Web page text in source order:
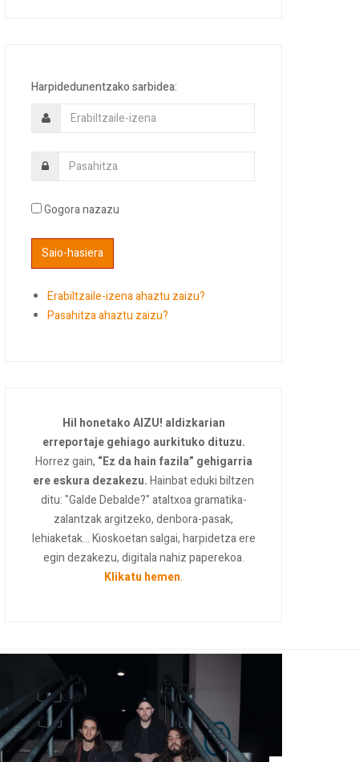
Harpidedunentzako sarbidea:
Gogora nazazu
Erabiltzaile-izena ahaztu zaizu?
Pasahitza ahaztu zaizu?
Hil honetako AIZU! aldizkarian
erreportaje gehiago aurkituko dituzu.
Horrez gain, “Ez da hain fazila” gehigarria
ere eskura dezakezu.Hainbat eduki biltzen
ditu: "Galde Debalde?" ataltxoa gramatika-
zalantzak argitzeko, denbora-pasak,
lehiaketak... Kioskoetan salgai, harpidetza ere
egin dezakezu, digitala nahiz paperekoa.
Klikatu hemen.